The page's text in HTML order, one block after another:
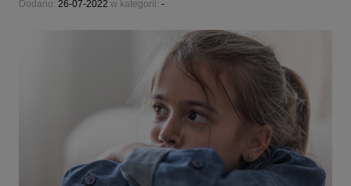
Dodano: 26-07-2022 w kategorii: -